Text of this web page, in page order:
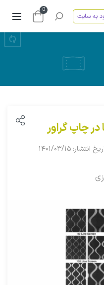
به سایت
0
در چاپ گراور